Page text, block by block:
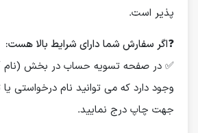
پذیر است.
❓اگر سفارش شما دارای شرایط بالا هست:
✅ در صفحه تسویه حساب در بخش (نام
وجود دارد که می توانید نام درخواستی
جهت چاپ درج نمایید.